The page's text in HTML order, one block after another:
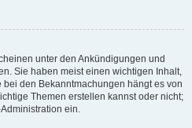
unter den Ankündigungen und
Sie haben meist einen wichtigen Inhalt,
den Bekanntmachungen hängt es von
Themen erstellen kannst oder nicht;
ein.